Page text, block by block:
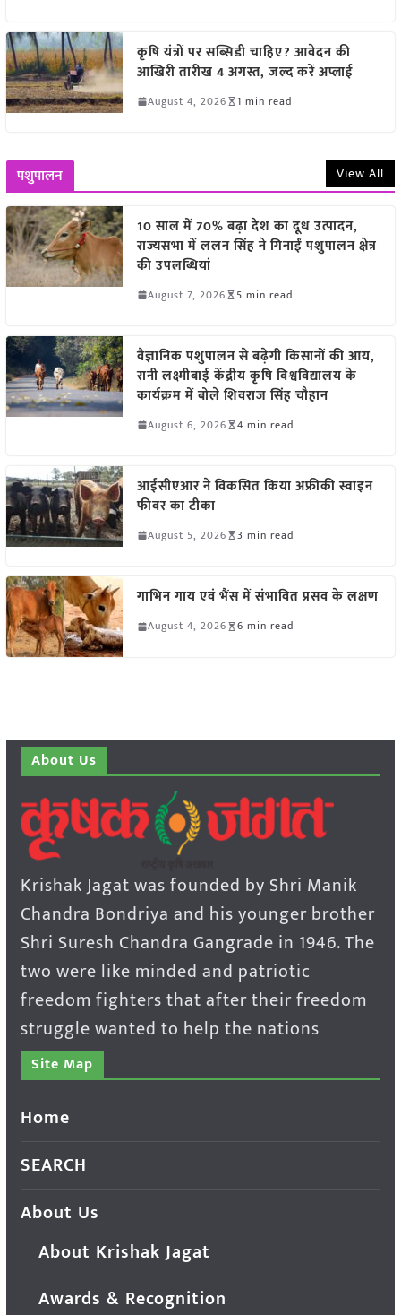
कृषि यंत्रों पर सब्सिडी चाहिए? आवेदन की
आखिरी तारीख 4 अगस्त, जल्द करें अप्लाई
August 4, 2026 1 min read
पशुपालन View All
10 साल में 70% बढ़ा देश का दूध उत्पादन,
राज्यसभा में ललन सिंह ने गिनाईं पशुपालन क्षेत्र
की उपलब्धियां
August 7, 2026 5 min read
वैज्ञानिक पशुपालन से बढ़ेगी किसानों की आय,
रानी लक्ष्मीबाई केंद्रीय कृषि विश्वविद्यालय के
कार्यक्रम में बोले शिवराज सिंह चौहान
August 6, 2026 4 min read
आईसीएआर ने विकसित किया अफ्रीकी स्वाइन
फीवर का टीका
August 5, 2026 3 min read
गाभिन गाय एवं भैंस में संभावित प्रसव के लक्षण
August 4, 2026 6 min read
About Us
Krishak Jagat was founded by Shri Manik
Chandra Bondriya and his younger brother
Shri Suresh Chandra Gangrade in 1946. The
two were like minded and patriotic
freedom fighters that after their freedom
struggle wanted to help the nations
Site Map
Home
SEARCH
About Us
About Krishak Jagat
Awards & Recognition